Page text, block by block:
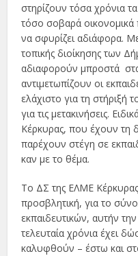
στηρίζουν τόσα χρόνια
τόσο σοβαρά οικονομικά
να σφυρίζει αδιάφορα.
τοπικής διοίκησης των
αδιαφορούν μπροστά
αντιμετωπίζουν οι
ελάχιστο για τη στήριξή
για τις μετακινήσεις.
Κέρκυρας, που έχουν τη
παρέχουν στέγη σε
καν με το θέμα.
Το ΔΣ της ΕΛΜΕ
προσβλητική, για το
εκπαιδευτικών, αυτήν
τελευταία χρόνια έχει
καλυφθούν – έστω και